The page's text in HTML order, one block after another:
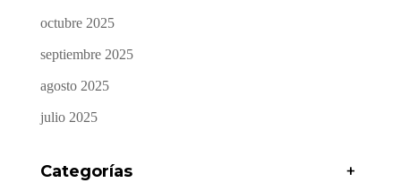
octubre 2025
septiembre 2025
agosto 2025
julio 2025
Categorías +